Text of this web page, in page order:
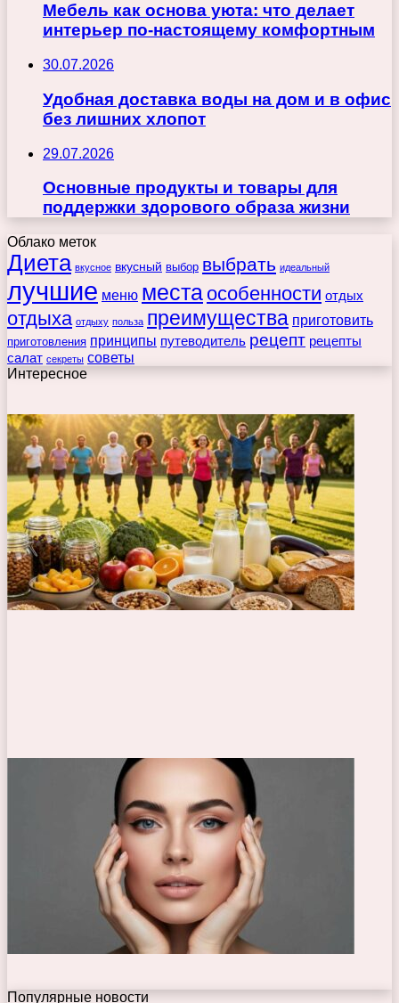
Мебель как основа уюта: что делает
интерьер по-настоящему комфортным
30.07.2026
Удобная доставка воды на дом и в офис
без лишних хлопот
29.07.2026
Основные продукты и товары для
поддержки здорового образа жизни
Облако меток
Диета вкусное вкусный выбор выбрать идеальный
лучшие меню места особенности отдых
отдыха отдыху польза преимущества приготовить
приготовления принципы путеводитель рецепт рецепты
салат секреты советы
Интересное
Популярные новости